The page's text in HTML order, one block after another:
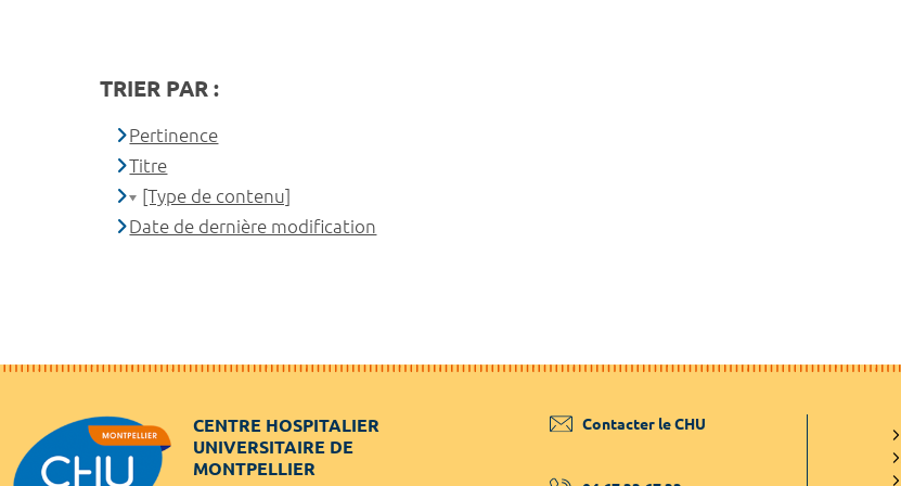
TRIER PAR :
Pertinence
Titre
[Type de contenu]
Date de dernière modification
CENTRE HOSPITALIER
UNIVERSITAIRE DE
MONTPELLIER
Contacter le CHU